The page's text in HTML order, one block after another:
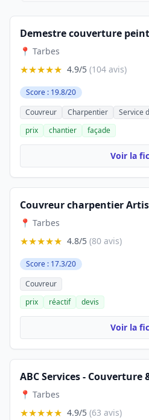
Demestre couverture
📍 Tarbes
★★★★★ 4.9/5 (104 avis)
Score : 19.8/20
Couvreur
Charpentier
Service
prix
chantier façade
Voir la
Couvreur charpentier
📍 Tarbes
★★★★★ 4.8/5 (80 avis)
Score : 17.3/20
Couvreur
prix
réactif devis
Voir la
ABC Services - Couverture
📍 Tarbes
★★★★★ 4.9/5 (63 avis)